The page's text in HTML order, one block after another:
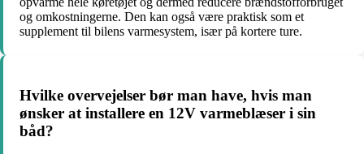
og omkostningerne. Den kan også være praktisk som et
supplement til bilens varmesystem, især på kortere ture.
Hvilke overvejelser bør man have, hvis man
ønsker at installere en 12V varmeblæser i sin
båd?